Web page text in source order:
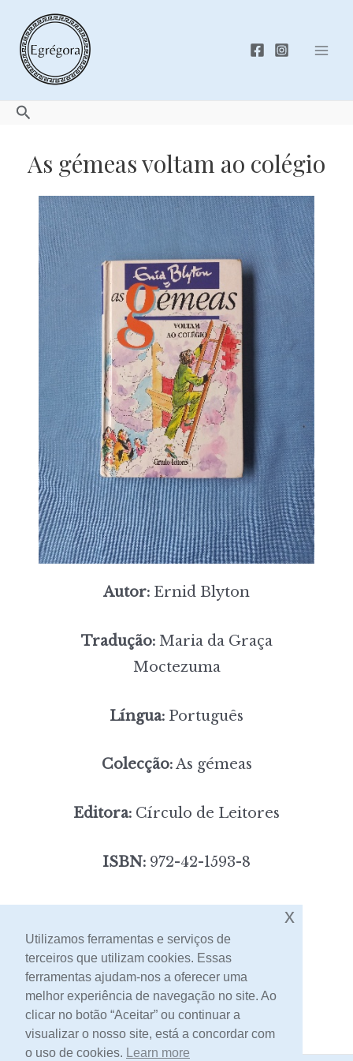
content
Search
As gémeas voltam ao colégio
Autor: Ernid Blyton
Tradução:Maria da Graça
Moctezuma
Língua: Português
Colecção:As gémeas
Editora: Círculo de Leitores
ISBN: 972-42-1593-8
[portes incluídos]
Contacto
Utilizamos ferramentas e serviços de
terceiros que utilizam cookies. Essas
ferramentas ajudam-nos a oferecer uma
melhor experiência de navegação no site. Ao
clicar no botão “Aceitar” ou continuar a
visualizar o nosso site, está a concordar com
o uso de cookies. Learn more
x